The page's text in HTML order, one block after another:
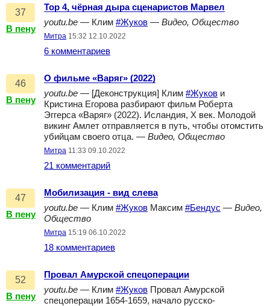
37
В пену
Тор 4, чёрная дыра сценаристов Марвел
youtu.be — Клим #Жуков — Видео, Общество
Митра 15:32 12.10.2022
6 комментариев
46
В пену
О фильме «Варяг» (2022)
youtu.be — [Деконструкция] Клим #Жуков и
Кристина Егорова разбирают фильм Роберта
Эггерса «Варяг» (2022). Исландия, X век. Молодой
викинг Амлет отправляется в путь, чтобы отомстить
убийцам своего отца. — Видео, Общество
Митра 11:33 09.10.2022
21 комментарий
47
В пену
Мобилизация - вид слева
youtu.be — Клим #Жуков Максим #Бендус — Видео,
Общество
Митра 15:19 06.10.2022
18 комментариев
52
В пену
Провал Амурской спецоперации
youtu.be — Клим #Жуков Провал Амурской
спецоперации 1654-1659, начало русско-